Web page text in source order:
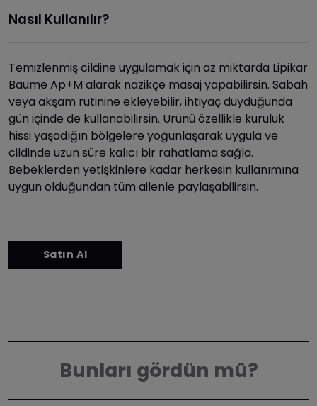
Nasıl Kullanılır?
Temizlenmiş cildine uygulamak için az miktarda Lipikar
Baume Ap+M alarak nazikçe masaj yapabilirsin. Sabah
veya akşam rutinine ekleyebilir, ihtiyaç duyduğunda
gün içinde de kullanabilirsin. Ürünü özellikle kuruluk
hissi yaşadığın bölgelere yoğunlaşarak uygula ve
cildinde uzun süre kalıcı bir rahatlama sağla.
Bebeklerden yetişkinlere kadar herkesin kullanımına
uygun olduğundan tüm ailenle paylaşabilirsin.
Bunları gördün mü?